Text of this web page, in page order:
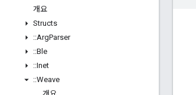
개요
Structs
::ArgParser
::Ble
::Inet
::Weave